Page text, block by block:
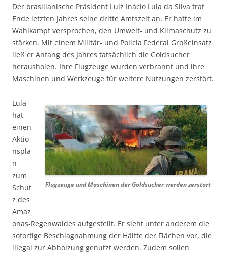
Der brasilianische Präsident Luiz Inácio Lula da Silva trat
Ende letzten Jahres seine dritte Amtszeit an. Er hatte im
Wahlkampf versprochen, den Umwelt- und Klimaschutz zu
stärken. Mit einem Militär- und Policia Federal Großeinsatz
ließ er Anfang des Jahres tatsächlich die Goldsucher
herausholen. Ihre Flugzeuge wurden verbrannt und ihre
Maschinen und Werkzeuge für weitere Nutzungen zerstört.
Flugzeuge und Maschinen der Goldsucher werden zerstört
Lula
hat
einen
Aktio
nspla
n
zum
Schut
z des
Amaz
onas-Regenwaldes aufgestellt. Er sieht unter anderem die
sofortige Beschlagnahmung der Hälfte der Flächen vor, die
illegal zur Abholzung genutzt werden. Zudem sollen